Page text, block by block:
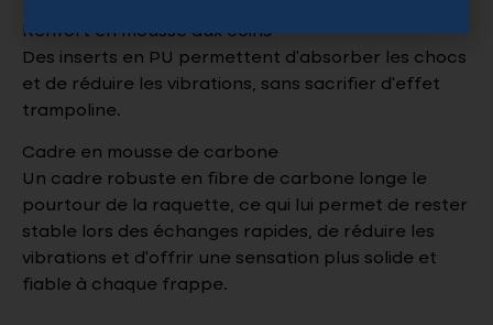
Renfort en mousse aux coins
Des inserts en PU permettent d’absorber les chocs
et de réduire les vibrations, sans sacrifier d’effet
trampoline.
Cadre en mousse de carbone
Un cadre robuste en fibre de carbone longe le
pourtour de la raquette, ce qui lui permet de rester
stable lors des échanges rapides, de réduire les
vibrations et d’offrir une sensation plus solide et
fiable à chaque frappe.